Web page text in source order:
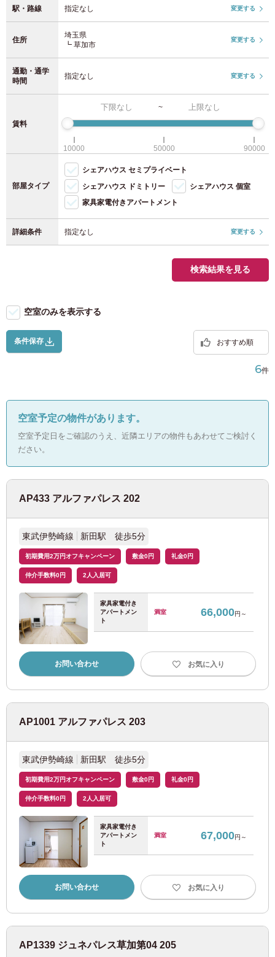
駅・路線 指定なし 変更する
住所
埼玉県
┗ 草加市
変更する
通勤・通学
時間
指定なし 変更する
賃料
~
10000 50000 90000
部屋タイプ
シェアハウス セミプライベート
シェアハウス ドミトリー
シェアハウス 個室
家具家電付きアパートメント
詳細条件 指定なし 変更する
検索結果を見る
条件保存 おすすめ順
6件
空室のみを表示する
空室予定の物件があります。
空室予定日をご確認のうえ、近隣エリアの物件もあわせてご検討く
ださい。
AP433 アルファパレス 202
東武伊勢崎線 新田駅 徒歩5分
初期費用2万円オフキャンペーン 敷金0円 礼金0円
仲介手数料0円 2人入居可
家具家電付き
アパートメン
ト
満室 66,000円～
お問い合わせ お気に入り
AP1001 アルファパレス 203
東武伊勢崎線 新田駅 徒歩5分
初期費用2万円オフキャンペーン 敷金0円 礼金0円
仲介手数料0円 2人入居可
家具家電付き
アパートメン
ト
満室 67,000円～
お問い合わせ お気に入り
AP1339 ジュネパレス草加第04 205
JR湘南新宿ライン
上野東京ライン (4)
JR常磐線 (32)
(70)
(8)
JR横浜線 (28)
JR南武線 (40)
JR横須賀線 (12)
JR東海道本線
ＪＲ相模線 (1)
東京メトロ丸ノ内線 (126)
東京メトロ銀座線 (12)
東京メトロ半蔵門線
東京メトロ有楽町線 (67)
東京メトロ副都心線 (69)
東京メトロ日比谷線
東京メトロ東西線 (86)
東京メトロ南北線 (15)
東京都交通局
都営大江戸線 (119)
都営新宿線 (22)
京都府
大阪府
兵庫県 (5)
礼金0円
仲介手数料0円
期間限定！入居日の52日前から申込みOK（通常37日前）
特徴タグ
2人入居可
WiFi（無料）
駐輪場（自転車）
駐輪場（原付）